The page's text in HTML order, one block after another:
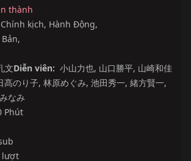
thành
Chính kịch, Hành Động,
,
文Diễn viên: 小山力也, 山口勝平, 山崎和佳
髙のり子, 林原めぐみ, 池田秀一, 緒方賢一,
なみ
Phút
lượt